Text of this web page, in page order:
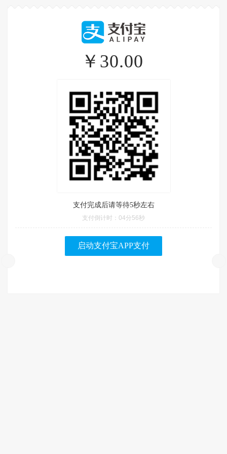
￥30.00
支付完成后请等待5秒左右
支付倒计时： 04分56秒
启动支付宝APP支付